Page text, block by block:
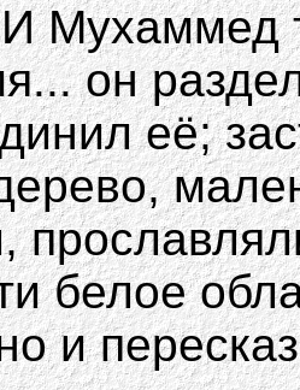
Мухаммед
он
её;
белое
и